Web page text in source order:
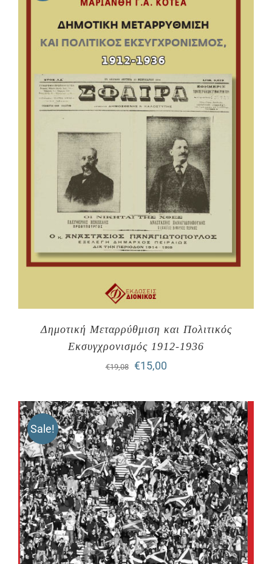
Δημοτική Μεταρρύθμιση και Πολιτικός
Εκσυγχρονισμός 1912-1936
€19,08
Original
was:
€19,08.
€15,00Η
τιμή
είναι:
€15,00.
Sale!